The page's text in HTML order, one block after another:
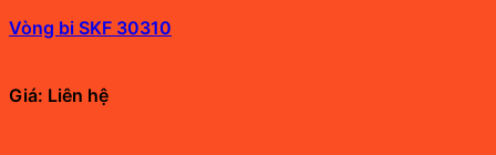
Vòng bi SKF 30310
Giá: Liên hệ